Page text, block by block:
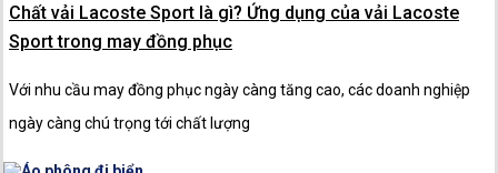
Chất vải Lacoste Sport là gì? Ứng dụng của vải Lacoste
Sport trong may đồng phục
Với nhu cầu may đồng phục ngày càng tăng cao, các doanh nghiệp
ngày càng chú trọng tới chất lượng